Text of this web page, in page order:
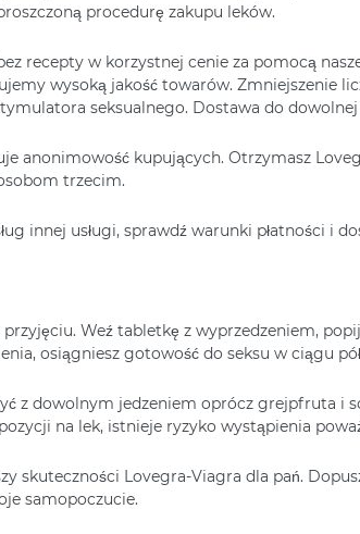
procedurę zakupu leków.
recepty w korzystnej cenie za pomocą
wysoką jakość towarów. Zmniejszenie
seksualnego. Dostawa do
anonimowość kupujących. Otrzymasz
trzecim.
innej usługi, sprawdź warunki płatności i
Weź tabletkę z wyprzedzeniem,
osiągniesz gotowość do seksu w ciągu
z dowolnym jedzeniem oprócz grejpfruta
na lek, istnieje ryzyko wystąpienia
skuteczności Lovegra-Viagra dla pań.
samopoczucie.